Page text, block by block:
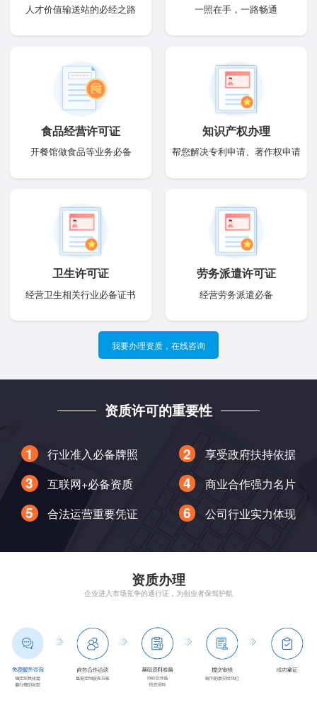
人才价值输送站的必经之路 一照在手，一路畅通
食品经营许可证
开餐馆做食品等业务必备
知识产权办理
帮您解决专利申请、著作权申请
卫生许可证
经营卫生相关行业必备证书
劳务派遣许可证
经营劳务派遣必备
我要办理资质，在线咨询
资质许可的重要性
行业准入必备牌照
享受政府扶持依据
互联网+必备资质
商业合作强力名片
合法运营重要凭证
公司行业实力体现
资质办理
企业进入市场竞争的通行证，为创业者保驾护航